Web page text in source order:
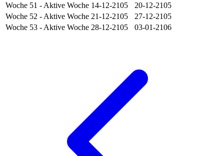
Woche 51 - Aktive Woche 14-12-2105
20-12-2105
Woche 52 - Aktive Woche 21-12-2105
27-12-2105
Woche 53 - Aktive Woche 28-12-2105 03-01-2106